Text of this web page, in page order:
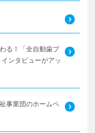
る！「全自動歯ブ
ンタビューがアッ
事業団のホームペ